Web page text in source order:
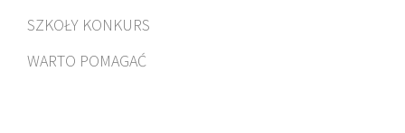
SZKOŁY KONKURS
WARTO POMAGAĆ